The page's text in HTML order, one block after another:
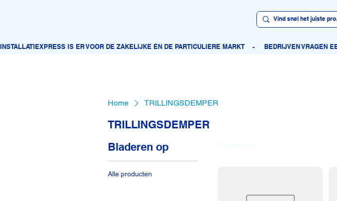
Home TRILLINGSDEMPER
TRILLINGSDEMPER
Bladeren op
Alle producten